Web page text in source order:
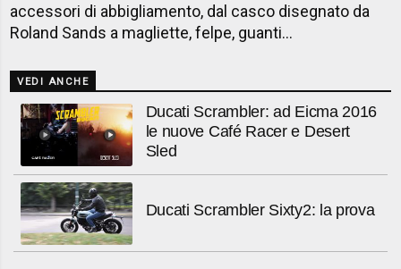
accessori di abbigliamento, dal casco disegnato da
Roland Sands a magliette, felpe, guanti...
VEDI ANCHE
Ducati Scrambler: ad Eicma 2016
le nuove Café Racer e Desert
Sled
Ducati Scrambler Sixty2: la prova